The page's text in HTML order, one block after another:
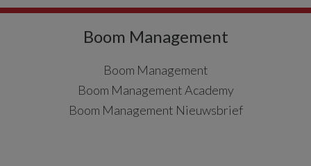
Boom Management
Boom Management
Boom Management Academy
Boom Management Nieuwsbrief